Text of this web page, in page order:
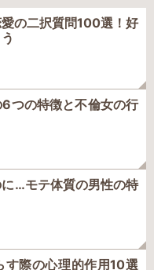
の二択質問100選！好
つの特徴と不倫女の行
…モテ体質の男性の特
す際の心理的作用10選